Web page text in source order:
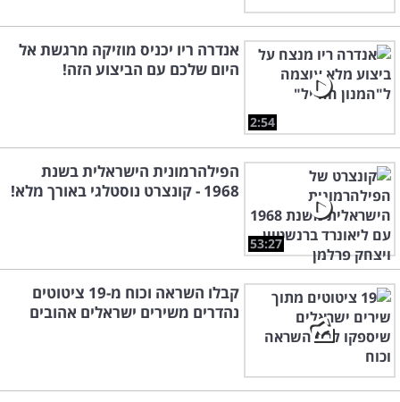
2:54
אנדרה ריו יכניס מוזיקה מרגשת אל
היום שלכם עם הביצוע הזה!
53:27
הפילהרמונית הישראלית בשנת
1968 - קונצרט נוסטלגי באורך מלא!
קבלו השראה וכוח מ-19 ציטוטים
נהדרים משירים ישראלים אהובים